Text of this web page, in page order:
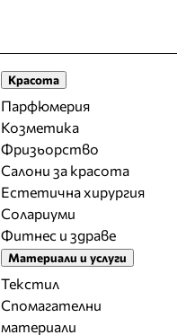
Красота
Парфюмерия
Козметика
Фризьорство
Салони за красота
Естетична хирургия
Солариуми
Фитнес и здраве
Материали и услуги
Текстил
Спомагателни
материали